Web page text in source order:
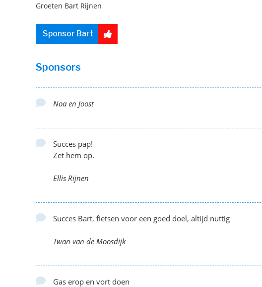
Groeten Bart Rijnen
Sponsor Bart
Sponsors
Noa en Joost
Succes pap!
Zet hem op.
Ellis Rijnen
Succes Bart, fietsen voor een goed doel, altijd nuttig
Twan van de Moosdijk
Gas erop en vort doen